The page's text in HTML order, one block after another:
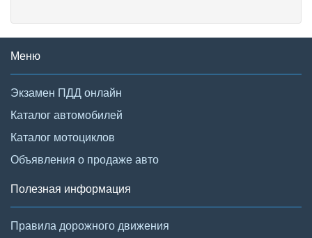
Меню
Экзамен ПДД онлайн
Каталог автомобилей
Каталог мотоциклов
Объявления о продаже авто
Полезная информация
Правила дорожного движения